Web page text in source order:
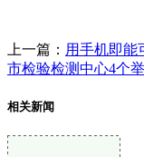
上一篇： 用手机即能
市检验检测中心4个
相关新闻